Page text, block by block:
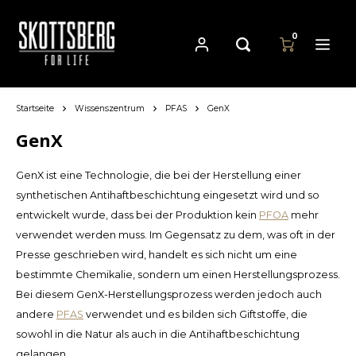
Hoofdmenu / pfannen
Cast Iron Cookware
Carbon Steel Cookware
Stainless Steel Cookware
Hoofdmenu
Nederlands
Deutsch
English
Français
Hoofdmenu
EUR
USD
AUD
0
Startseite Wissenszentrum PFAS GenX
GenX
GenX ist eine Technologie, die bei der Herstellung einer
synthetischen Antihaftbeschichtung eingesetzt wird und so
entwickelt wurde, dass bei der Produktion kein PFOA mehr
verwendet werden muss. Im Gegensatz zu dem, was oft in der
Presse geschrieben wird, handelt es sich nicht um eine
bestimmte Chemikalie, sondern um einen Herstellungsprozess.
Bei diesem GenX-Herstellungsprozess werden jedoch auch
andere PFAS verwendet und es bilden sich Giftstoffe, die
sowohl in die Natur als auch in die Antihaftbeschichtung